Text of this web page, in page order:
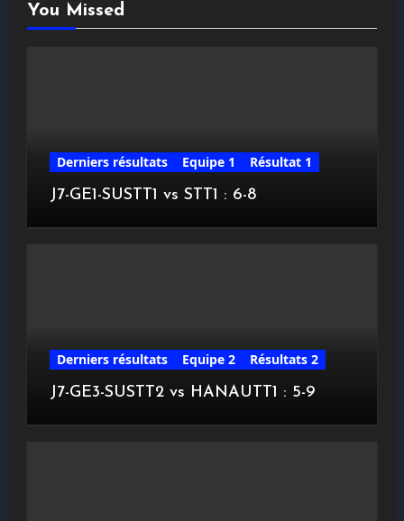
You Missed
Derniers résultats Equipe 1
Résultat 1
J7-GE1-SUSTT1 vs STT1 : 6-8
Derniers résultats Equipe 2
Résultats 2
J7-GE3-SUSTT2 vs HANAUTT1 : 5-9